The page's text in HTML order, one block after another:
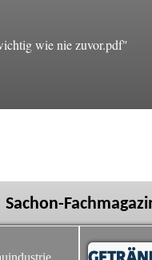
wie nie zuvor.pdf"
Sachon-